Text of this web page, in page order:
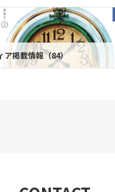
ア掲載情報（84）